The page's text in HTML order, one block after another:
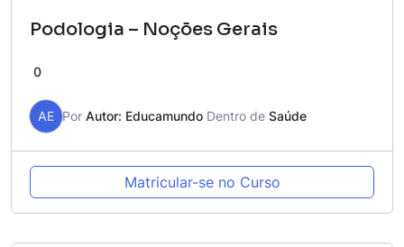
Podologia – Noções Gerais
0
AE Por Autor: Educamundo Dentro de Saúde
Matricular-se no Curso